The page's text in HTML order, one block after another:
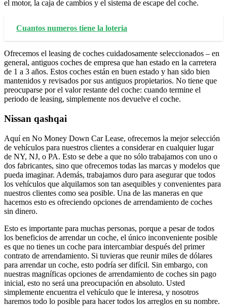
el motor, la caja de cambios y el sistema de escape del coche.
Cuantos numeros tiene la loteria
Ofrecemos el leasing de coches cuidadosamente seleccionados – en
general, antiguos coches de empresa que han estado en la carretera
de 1 a 3 años. Estos coches están en buen estado y han sido bien
mantenidos y revisados por sus antiguos propietarios. No tiene que
preocuparse por el valor restante del coche: cuando termine el
periodo de leasing, simplemente nos devuelve el coche.
Nissan qashqai
Aquí en No Money Down Car Lease, ofrecemos la mejor selección
de vehículos para nuestros clientes a considerar en cualquier lugar
de NY, NJ, o PA. Esto se debe a que no sólo trabajamos con uno o
dos fabricantes, sino que ofrecemos todas las marcas y modelos que
pueda imaginar. Además, trabajamos duro para asegurar que todos
los vehículos que alquilamos son tan asequibles y convenientes para
nuestros clientes como sea posible. Una de las maneras en que
hacemos esto es ofreciendo opciones de arrendamiento de coches
sin dinero.
Esto es importante para muchas personas, porque a pesar de todos
los beneficios de arrendar un coche, el único inconveniente posible
es que no tienes un coche para intercambiar después del primer
contrato de arrendamiento. Si tuvieras que reunir miles de dólares
para arrendar un coche, esto podría ser difícil. Sin embargo, con
nuestras magníficas opciones de arrendamiento de coches sin pago
inicial, esto no será una preocupación en absoluto. Usted
simplemente encuentra el vehículo que le interesa, y nosotros
haremos todo lo posible para hacer todos los arreglos en su nombre.